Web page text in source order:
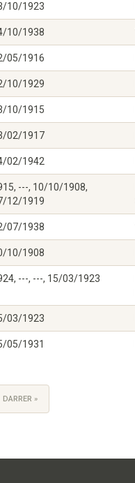
10/1923
10/1938
05/1916
10/1929
10/1915
02/1917
02/1942
---, 10/10/1908,
12/1919
07/1938
10/1908
---, ---, 15/03/1923
03/1923
05/1931
LAST
DARRER »